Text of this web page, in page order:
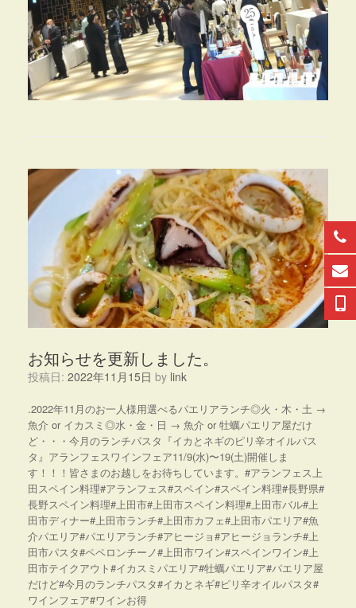
お知らせを更新しました。
投稿日: 2022年11月15日 by link
.2022年11月のお一人様用選べるパエリアランチ◎火・木・土 →
魚介 or イカスミ◎水・金・日 → 魚介 or 牡蠣パエリア屋だけ
ど・・・今月のランチパスタ『イカとネギのピリ辛オイルパス
タ』アランフェスワインフェア11/9(水)〜19(土)開催しま
す！！！皆さまのお越しをお待ちしています。#アランフェス上
田スペイン料理#アランフェス#スペイン#スペイン料理#長野県#
長野スペイン料理#上田市#上田市スペイン料理#上田市バル#上
田市ディナー#上田市ランチ#上田市カフェ#上田市パエリア#魚
介パエリア#パエリアランチ#アヒージョ#アヒージョランチ#上
田市パスタ#ペペロンチーノ#上田市ワイン#スペインワイン#上
田市テイクアウト#イカスミパエリア#牡蠣パエリア#パエリア屋
だけど#今月のランチパスタ#イカとネギ#ピリ辛オイルパスタ#
ワインフェア#ワインお得